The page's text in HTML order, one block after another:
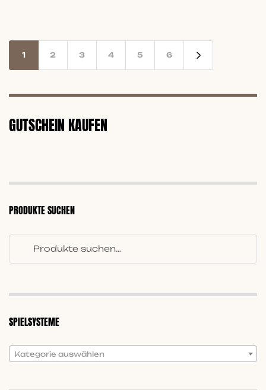
1 2 3 4 5 6
GUTSCHEIN KAUFEN
PRODUKTE SUCHEN
SPIELSYSTEME
Kategorie auswählen